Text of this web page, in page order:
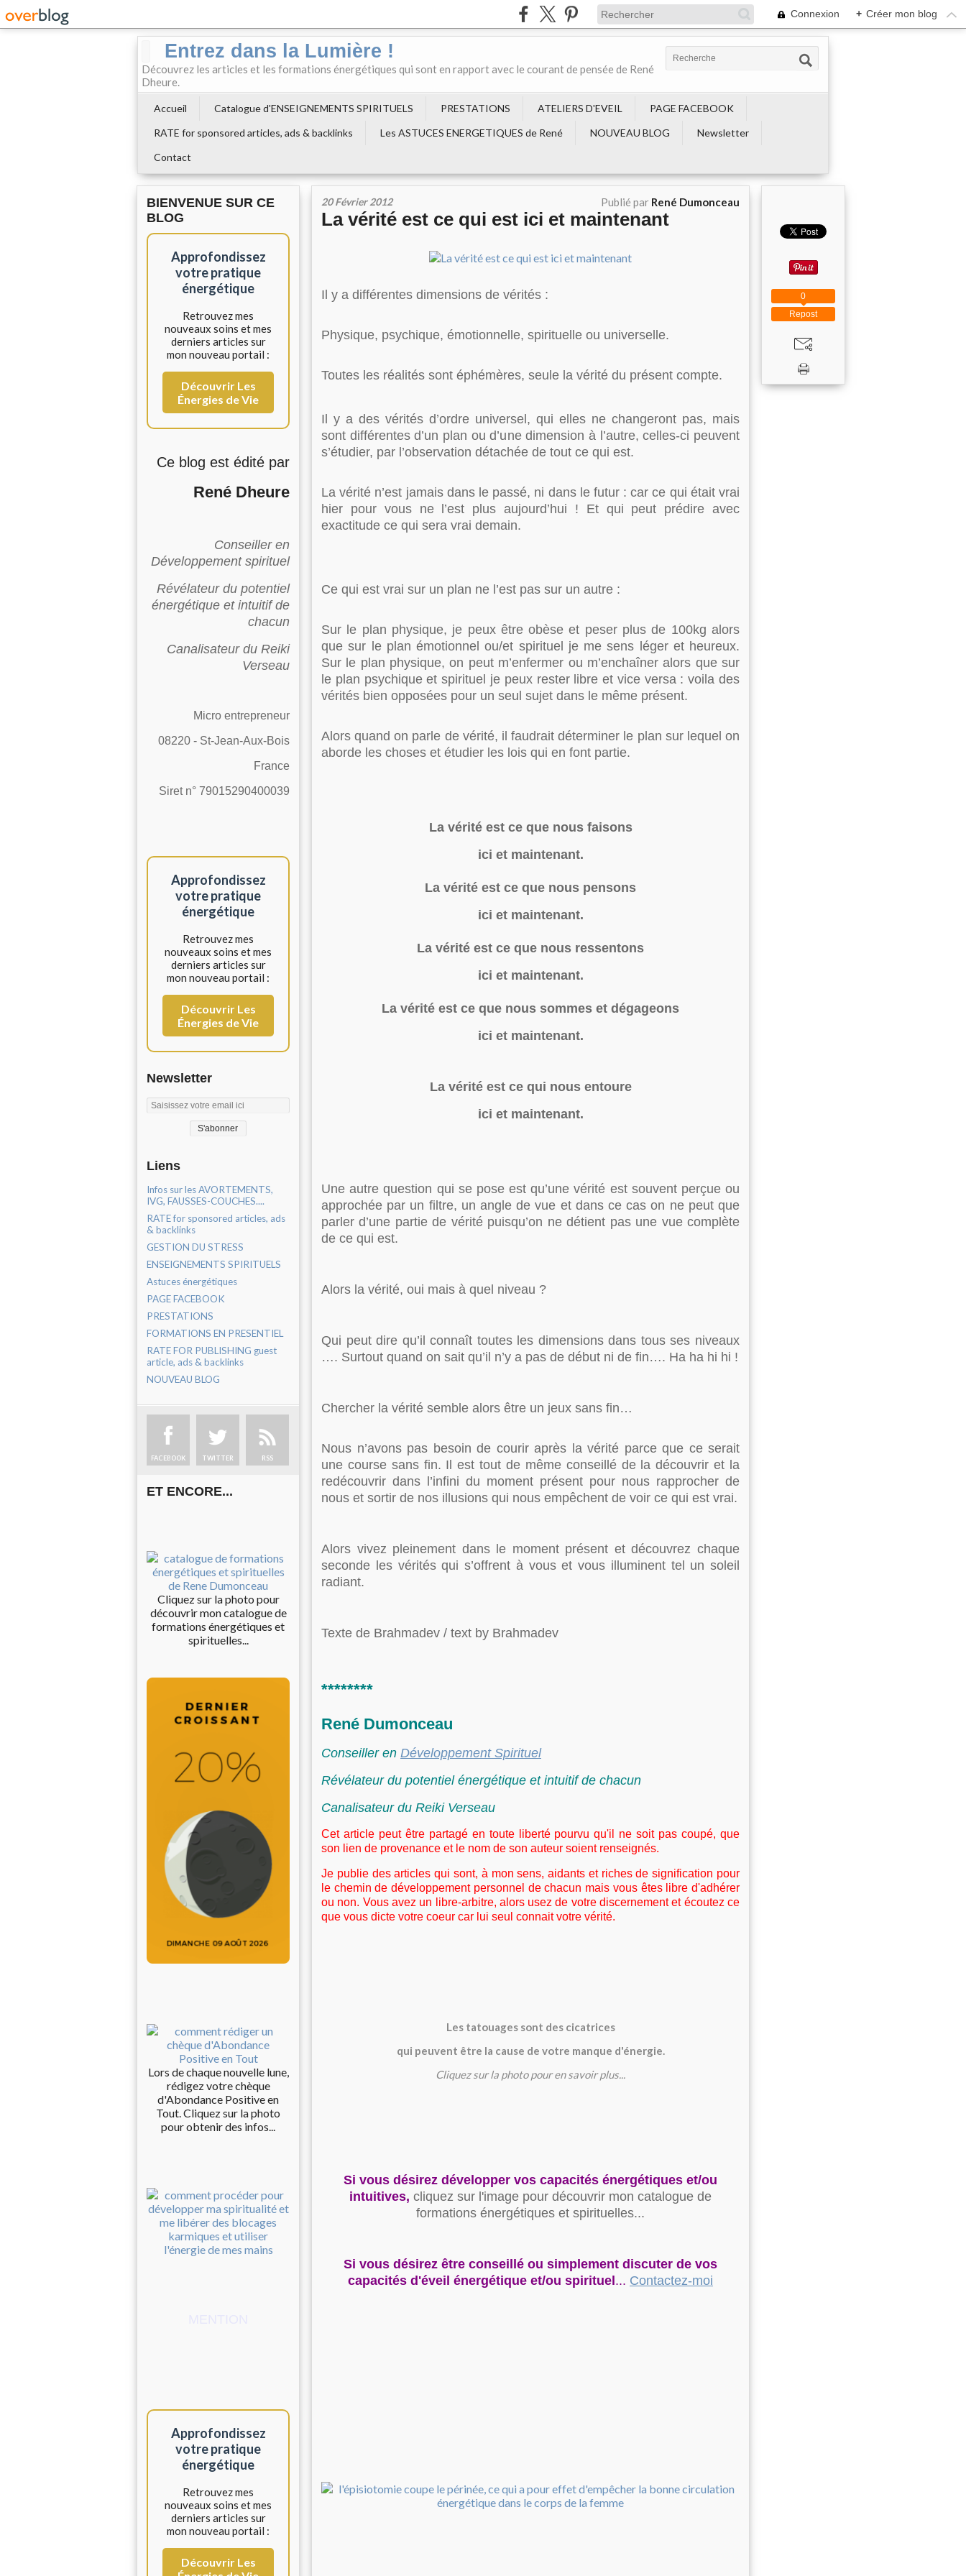
Connexion + Créer mon blog
Entrez dans la Lumière !
Découvrez les articles et les formations énergétiques qui sont en rapport avec le courant de pensée de René
Dheure.
Accueil Catalogue d'ENSEIGNEMENTS SPIRITUELS PRESTATIONS ATELIERS D'EVEIL
PAGE FACEBOOK
RATE for sponsored articles, ads & backlinks
Les ASTUCES ENERGETIQUES de René NOUVEAU BLOG
Newsletter
Contact
BIENVENUE SUR CE
BLOG
Approfondissez
votre pratique
énergétique
Retrouvez mes
nouveaux soins et mes
derniers articles sur
mon nouveau portail :
Découvrir Les
Énergies de Vie
Ce blog est édité par
René Dheure
Conseiller en
Développement spirituel
Révélateur du potentiel
énergétique et intuitif de
chacun
Canalisateur du Reiki
Verseau
Micro entrepreneur
08220 - St-Jean-Aux-Bois
France
Siret n° 79015290400039
Approfondissez
votre pratique
énergétique
Retrouvez mes
nouveaux soins et mes
derniers articles sur
mon nouveau portail :
Découvrir Les
Énergies de Vie
Newsletter
Liens
Infos sur les AVORTEMENTS,
IVG, FAUSSES-COUCHES....
RATE for sponsored articles, ads
& backlinks
GESTION DU STRESS
ENSEIGNEMENTS SPIRITUELS
Astuces énergétiques
PAGE FACEBOOK
PRESTATIONS
FORMATIONS EN PRESENTIEL
RATE FOR PUBLISHING guest
article, ads & backlinks
NOUVEAU BLOG
FACEBOOK TWITTER RSS
ET ENCORE...
Cliquez sur la photo pour
découvrir mon catalogue de
formations énergétiques et
spirituelles...
Lors de chaque nouvelle lune,
rédigez votre chèque
d'Abondance Positive en
Tout. Cliquez sur la photo
pour obtenir des infos...
Approfondissez
votre pratique
énergétique
Retrouvez mes
nouveaux soins et mes
derniers articles sur
mon nouveau portail :
Découvrir Les
20 Février 2012 Publié par René Dumonceau
La vérité est ce qui est ici et maintenant
Il y a différentes dimensions de vérités :
Physique, psychique, émotionnelle, spirituelle ou universelle.
Toutes les réalités sont éphémères, seule la vérité du présent compte.
Il y a des vérités d’ordre universel, qui elles ne changeront pas, mais
sont différentes d’un plan ou d’une dimension à l’autre, celles-ci peuvent
s’étudier, par l’observation détachée de tout ce qui est.
La vérité n’est jamais dans le passé, ni dans le futur : car ce qui était vrai
hier pour vous ne l’est plus aujourd’hui ! Et qui peut prédire avec
exactitude ce qui sera vrai demain.
Ce qui est vrai sur un plan ne l’est pas sur un autre :
Sur le plan physique, je peux être obèse et peser plus de 100kg alors
que sur le plan émotionnel ou/et spirituel je me sens léger et heureux.
Sur le plan physique, on peut m’enfermer ou m’enchaîner alors que sur
le plan psychique et spirituel je peux rester libre et vice versa : voila des
vérités bien opposées pour un seul sujet dans le même présent.
Alors quand on parle de vérité, il faudrait déterminer le plan sur lequel on
aborde les choses et étudier les lois qui en font partie.
La vérité est ce que nous faisons
ici et maintenant.
La vérité est ce que nous pensons
ici et maintenant.
La vérité est ce que nous ressentons
ici et maintenant.
La vérité est ce que nous sommes et dégageons
ici et maintenant.
La vérité est ce qui nous entoure
ici et maintenant.
Une autre question qui se pose est qu’une vérité est souvent perçue ou
approchée par un filtre, un angle de vue et dans ce cas on ne peut que
parler d’une partie de vérité puisqu’on ne détient pas une vue complète
de ce qui est.
Alors la vérité, oui mais à quel niveau ?
Qui peut dire qu’il connaît toutes les dimensions dans tous ses niveaux
…. Surtout quand on sait qu’il n’y a pas de début ni de fin…. Ha ha hi hi !
Chercher la vérité semble alors être un jeux sans fin…
Nous n’avons pas besoin de courir après la vérité parce que ce serait
une course sans fin. Il est tout de même conseillé de la découvrir et la
redécouvrir dans l’infini du moment présent pour nous rapprocher de
nous et sortir de nos illusions qui nous empêchent de voir ce qui est vrai.
Alors vivez pleinement dans le moment présent et découvrez chaque
seconde les vérités qui s’offrent à vous et vous illuminent tel un soleil
radiant.
Texte de Brahmadev / text by Brahmadev
********
René Dumonceau
Conseiller en Développement Spirituel
Révélateur du potentiel énergétique et intuitif de chacun
Canalisateur du Reiki Verseau
Cet article peut être partagé en toute liberté pourvu qu'il ne soit pas coupé, que
son lien de provenance et le nom de son auteur soient renseignés.
Je publie des articles qui sont, à mon sens, aidants et riches de signification pour
le chemin de développement personnel de chacun mais vous êtes libre d'adhérer
ou non. Vous avez un libre-arbitre, alors usez de votre discernement et écoutez ce
que vous dicte votre coeur car lui seul connait votre vérité.
Les tatouages sont des cicatrices
qui peuvent être la cause de votre manque d'énergie.
Cliquez sur la photo pour en savoir plus...
Si vous désirez développer vos capacités énergétiques et/ou
intuitives, cliquez sur l'image pour découvrir mon catalogue de
formations énergétiques et spirituelles...
Si vous désirez être conseillé ou simplement discuter de vos
capacités d'éveil énergétique et/ou spirituel ... Contactez-moi
Repost
0